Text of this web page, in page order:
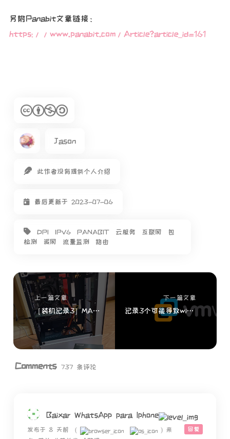
另附Panabit文章链接：
https://www.panabit.com/Article?article_id=161
Jason
此作者没有提供个人介绍
最后更新于 2023-07-06
DPI IPV6 PANABIT 云服务 互联网
包
检测
派网 流量监测 路由
上一篇文章
［装机记录3］MATX+Ryzen+中塔机箱 上网机
下一篇文章
记录3个可能导致windows11系统下vmware虚拟机卡顿的问题及解决方法
Comments 737 条评论
Baixar WhatsApp para Iphone
回复
发布于 8 天前 ( ) 来